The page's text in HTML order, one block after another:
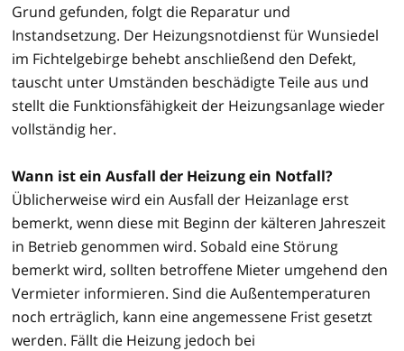
Grund gefunden, folgt die Reparatur und
Instandsetzung. Der Heizungsnotdienst für Wunsiedel
im Fichtelgebirge behebt anschließend den Defekt,
tauscht unter Umständen beschädigte Teile aus und
stellt die Funktionsfähigkeit der Heizungsanlage wieder
vollständig her.
Wann ist ein Ausfall der Heizung ein Notfall?
Üblicherweise wird ein Ausfall der Heizanlage erst
bemerkt, wenn diese mit Beginn der kälteren Jahreszeit
in Betrieb genommen wird. Sobald eine Störung
bemerkt wird, sollten betroffene Mieter umgehend den
Vermieter informieren. Sind die Außentemperaturen
noch erträglich, kann eine angemessene Frist gesetzt
werden. Fällt die Heizung jedoch bei